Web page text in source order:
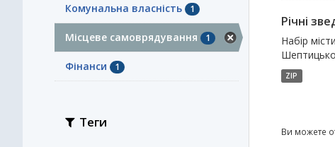
Комунальна власність 1
Місцеве самоврядування 1
Фінанси 1
Теги
Річні
Набір
ZIP
Ви можете